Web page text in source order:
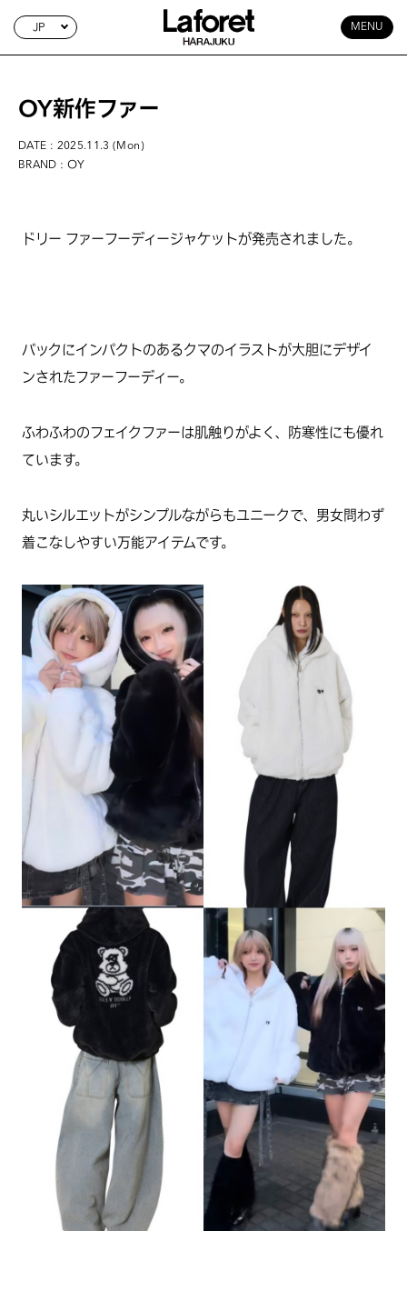
JP MENU
OY新作ファー
DATE : 2025.11.3 (Mon)
BRAND : OY
ドリー ファーフーディージャケットが発売されました。
バックにインパクトのあるクマのイラストが大胆にデザイ
ンされたファーフーディー。
ふわふわのフェイクファーは肌触りがよく、防寒性にも優れ
ています。
丸いシルエットがシンプルながらもユニークで、男女問わず
着こなしやすい万能アイテムです。